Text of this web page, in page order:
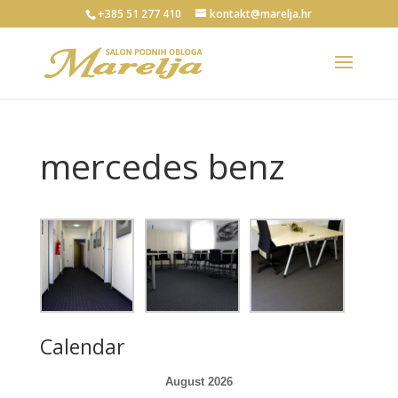
+385 51 277 410 kontakt@marelja.hr
mercedes benz
Calendar
August 2026